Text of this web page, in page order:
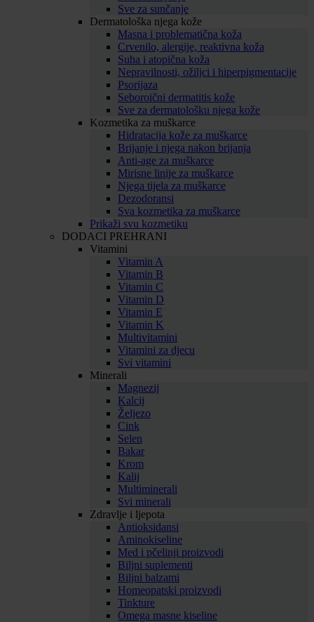
Sve za sunčanje
Dermatološka njega kože
Masna i problematična koža
Crvenilo, alergije, reaktivna koža
Suha i atopična koža
Nepravilnosti, ožiljci i hiperpigmentacije
Psorijaza
Seboroični dermatitis kože
Sve za dermatološku njega kože
Kozmetika za muškarce
Hidratacija kože za muškarce
Brijanje i njega nakon brijanja
Anti-age za muškarce
Mirisne linije za muškarce
Njega tijela za muškarce
Dezodoransi
Sva kozmetika za muškarce
Prikaži svu kozmetiku
DODACI PREHRANI
Vitamini
Vitamin A
Vitamin B
Vitamin C
Vitamin D
Vitamin E
Vitamin K
Multivitamini
Vitamini za djecu
Svi vitamini
Minerali
Magnezij
Kalcij
Željezo
Cink
Selen
Bakar
Krom
Kalij
Multiminerali
Svi minerali
Zdravlje i ljepota
Antioksidansi
Aminokiseline
Med i pčelinji proizvodi
Biljni suplementi
Biljni balzami
Homeopatski proizvodi
Tinkture
Omega masne kiseline